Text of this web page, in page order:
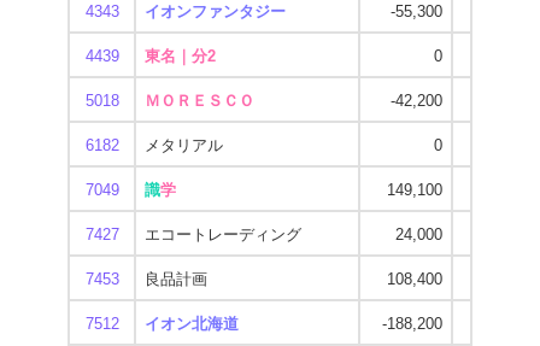
4343 イオンファンタジー -55,300
4439 東名｜分2 0
5018 ＭＯＲＥＳＣＯ -42,200
6182 メタリアル 0
7049 識学 149,100
7427 エコートレーディング 24,000
7453 良品計画 108,400
7512 イオン北海道 -188,200